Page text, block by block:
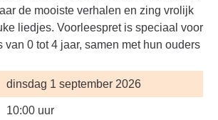
de mooiste verhalen en zing vrolijk
liedjes. Voorleespret is speciaal voor
van 0 tot 4 jaar, samen met hun ouders
dinsdag 1 september 2026
10:00 uur